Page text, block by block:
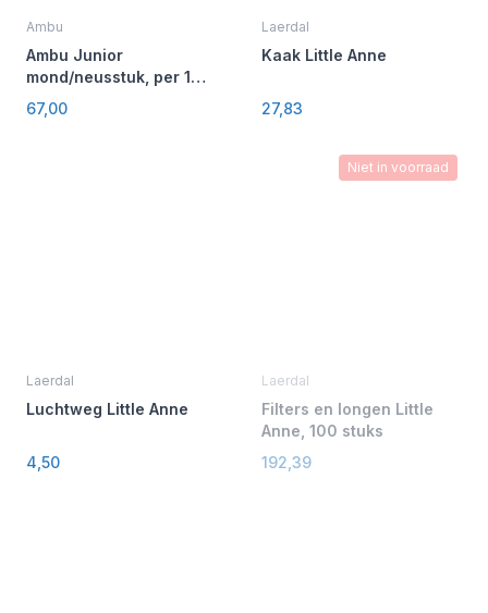
Ambu
Ambu Junior
mond/neusstuk, per 10
stuks
67,00
Laerdal
Kaak Little Anne
27,83
Laerdal
Luchtweg Little Anne
4,50
Niet in voorraad
Laerdal
Filters en longen Little
Anne, 100 stuks
192,39